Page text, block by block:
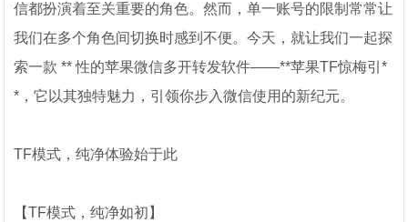
信都扮演着至关重要的角色。然而，单一账号的限制常常让
我们在多个角色间切换时感到不便。今天，就让我们一起探
索一款 ** 性的苹果微信多开转发软件——**苹果TF惊梅引*
*，它以其独特魅力，引领你步入微信使用的新纪元。
TF模式，纯净体验始于此
【TF模式，纯净如初】